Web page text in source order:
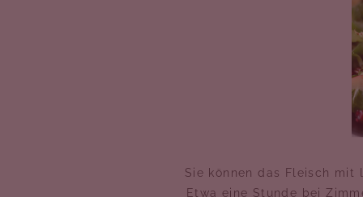
Sie können das Fleisch mit
Etwa eine Stunde bei